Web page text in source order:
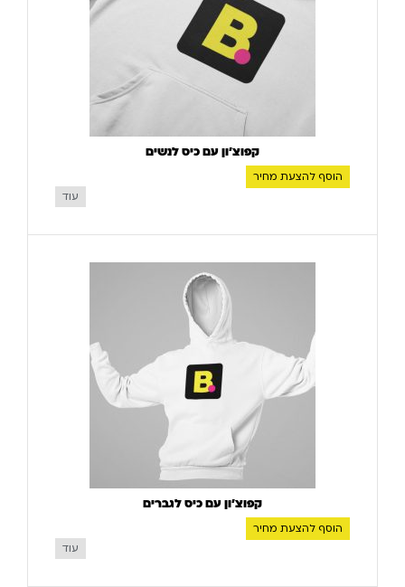
קפוצ'ון עם כיס לנשים
הוסף להצעת מחיר
עוד
קפוצ'ון עם כיס לגברים
הוסף להצעת מחיר
עוד